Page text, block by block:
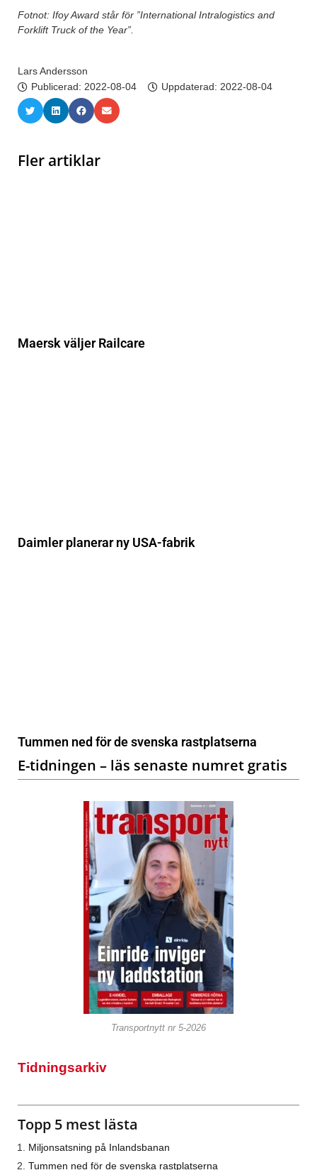
Fotnot: Ifoy Award står för ”International Intralogistics and
Forklift Truck of the Year”.
Lars Andersson
Publicerad: 2022-08-04 Uppdaterad: 2022-08-04
Fler artiklar
Maersk väljer Railcare
Daimler planerar ny USA-fabrik
Tummen ned för de svenska rastplatserna
E-tidningen – läs senaste numret gratis
Transportnytt nr 5-2026
Tidningsarkiv
Topp 5 mest lästa
Miljonsatsning på Inlandsbanan
Tummen ned för de svenska rastplatserna